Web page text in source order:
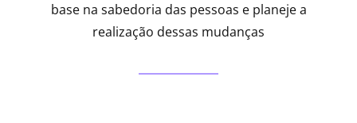
base na sabedoria das pessoas e planeje a
realização dessas mudanças